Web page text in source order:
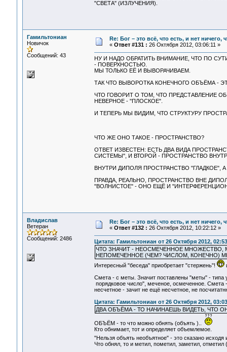
"СВЕТА" (ИЗЛУЧЕНИЯ).
Гамильтониан
Новичок
Сообщений: 43
Re: Бог – это всё, что есть, и нет
« Ответ #131 : 26 Октября 2012, 03:06:11 »
НУ И НАДО ОБРАТИТЬ ВНИМАНИЕ, ЧТО ПО
- ПОВЕРХНОСТЬЮ.
МЫ ТОЛЬКО ЕЁ И ВЫВОРАЧИВАЕМ.
ТАК ЧТО ВЫВОРОТКА КОНЕЧНОГО ОБЪЁМА -
ЧТО ГОВОРИТ О ТОМ, ЧТО ПРЕДСТАВЛЕНИЕ
НЕВЕРНОЕ - "ПЛОСКОЕ".
И ТЕПЕРЬ МЫ ВИДИМ, ЧТО СТРУКТУРУ
ЧТО ЖЕ ОНО ТАКОЕ - ПРОСТРАНСТВО?
ОТВЕТ ИЗВЕСТЕН: ЕСТЬ ДВА ВИДА
СИСТЕМЫ", И ВТОРОЙ - ПРОСТРАНСТВО
ВНУТРИ ДИПОЛЯ ПРОСТРАНСТВО
ПРАВДА, РЕАЛЬНО, ПРОСТРАНСТВО ВНЕ
"ВОЛНИСТОЕ" - ОНО ЕЩЁ И
Владислав
Ветеран
Сообщений: 2486
Re: Бог – это всё, что есть, и нет
« Ответ #132 : 26 Октября 2012, 10:22:12 »
Цитата: Гамильтониан от 26 Октября 2012,
ЧТО ЗНАЧИТ - НЕОСМЕЧЕННОЕ МНОЖЕСТВО,
НЕПОМЕЧЕННОЕ (ЧЕМ? ЧИСЛОМ, КОНЕЧНО)
Интересный "беседа" приобретает "стержень"!
Смета - с меты. Значит поставлены "меты" - типа
порядковое число", меченое, осмеченное.
несчетное - зачит не ещё несчетное, не
Цитата: Гамильтониан от 26 Октября 2012,
ДВА ОБЪЁМА - ТО НАЧИНАЕШЬ ВИДЕТЬ, ЧТО
ОБЪЁМ - то что можно обнять (объять )..
Кто обнимает, тот и определяет объемлемое.
"Нельзя объять необъятное" - это сказано
Что обнял, то и метил, пометил, заметил,